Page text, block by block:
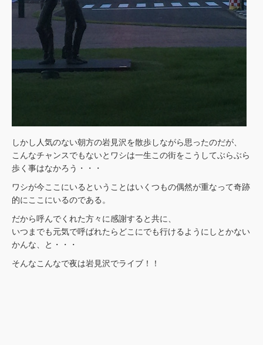
しかし人気のない朝方の岩見沢を散歩しながら思ったのだが、
こんなチャンスでもないとワシは一生この街をこうしてぶらぶら
歩く事はなかろう・・・
ワシが今ここにいるということはいくつもの偶然が重なって奇跡
的にここにいるのである。
だから呼んでくれた方々に感謝すると共に、
いつまでも元気で呼ばれたらどこにでも行けるようにしとかない
かんな、と・・・
そんなこんなで夜は岩見沢でライブ！！